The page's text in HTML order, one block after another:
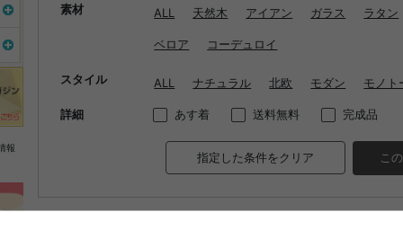
報
素材 ALL 天然木 アイアン ガラス ラタン
ベロア コーデュロイ
スタイル ALL ナチュラル 北欧 モダン モノト
詳細 あす着 送料無料 完成品
こ
指定した条件をクリア